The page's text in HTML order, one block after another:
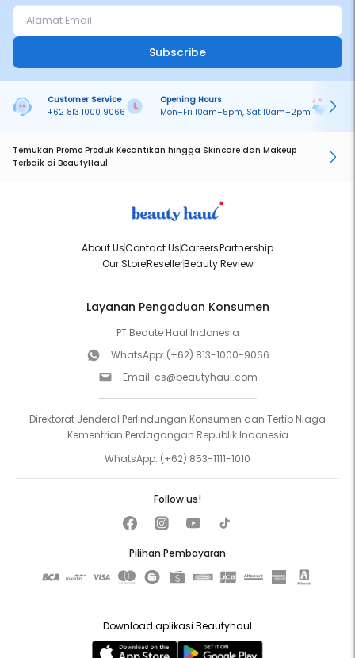
Subscribe
Customer Service
+62 813 1000 9066
Opening Hours
Mon–Fri 10am–5pm, Sat 10am–2pm
Temukan Promo Produk Kecantikan hingga Skincare dan Makeup
Terbaik di BeautyHaul
About UsContact UsCareersPartnership
Our StoreResellerBeauty Review
Layanan Pengaduan Konsumen
PT Beaute Haul Indonesia
WhatsApp: (+62) 813-1000-9066
Email: cs@beautyhaul.com
Direktorat Jenderal Perlindungan Konsumen dan Tertib Niaga
Kementrian Perdagangan Republik Indonesia
WhatsApp: (+62) 853-1111-1010
Pilihan Pembayaran
Follow us!
Download aplikasi Beautyhaul